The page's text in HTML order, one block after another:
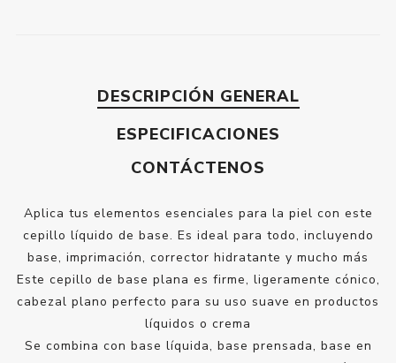
DESCRIPCIÓN GENERAL
ESPECIFICACIONES
CONTÁCTENOS
Aplica tus elementos esenciales para la piel con este
cepillo líquido de base. Es ideal para todo, incluyendo
base, imprimación, corrector hidratante y mucho más
Este cepillo de base plana es firme, ligeramente cónico,
cabezal plano perfecto para su uso suave en productos
líquidos o crema
Se combina con base líquida, base prensada, base en